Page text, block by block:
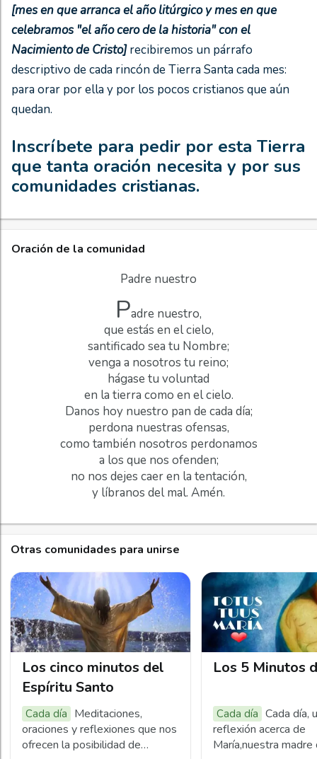
[mes en que arranca el año litúrgico y mes en que
celebramos "el año cero de la historia" con el
Nacimiento de Cristo]recibiremos un párrafo
descriptivo de cada rincón de Tierra Santa cada mes:
para orar por ella y por los pocos cristianos que aún
quedan.
Inscríbete para pedir por esta Tierra
que tanta oración necesita y por sus
comunidades cristianas.
Oración de la comunidad
Padre nuestro
Padre nuestro,
que estás en el cielo,
santificado sea tu Nombre;
venga a nosotros tu reino;
hágase tu voluntad
en la tierra como en el cielo.
Danos hoy nuestro pan de cada día;
perdona nuestras ofensas,
como también nosotros perdonamos
a los que nos ofenden;
no nos dejes caer en la tentación,
y líbranos del mal. Amén.
Otras comunidades para unirse
Los cinco minutos del
Espíritu Santo
Cada día Meditaciones,
oraciones y reflexiones que nos
ofrecen la posibilidad de
Los 5 Minutos
Cada día Cada día,
reflexión acerca de
María,nuestra madre